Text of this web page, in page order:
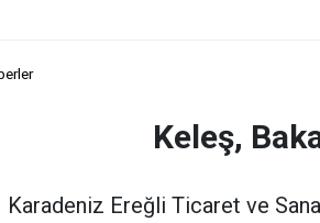
Keleş,
Karadeniz Ereğli Ticaret ve